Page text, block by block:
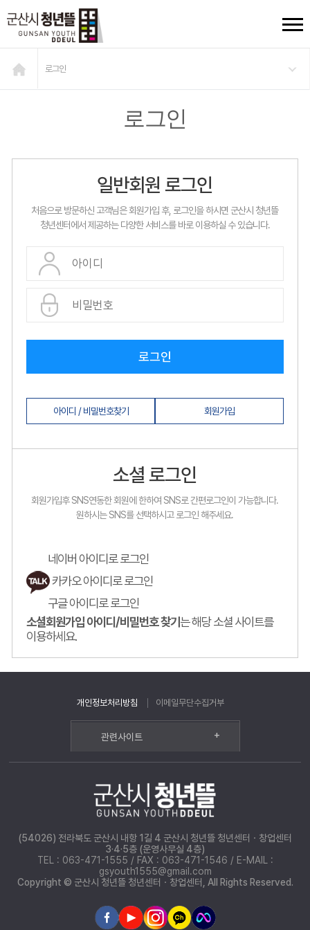
로그인
로그인
일반회원 로그인
처음으로 방문하신 고객님은 회원가입 후, 로그인을 하시면 군산시 청년뜰
청년센터에서 제공하는 다양한 서비스를 바로 이용하실 수 있습니다.
로그인
아이디 / 비밀번호찾기 회원가입
소셜 로그인
회원가입후 SNS연동한 회원에 한하여 SNS로 간편로그인이 가능합니다.
원하시는 SNS를 선택하시고 로그인 해주세요.
네이버 아이디로 로그인
카카오 아이디로 로그인
구글 아이디로 로그인
소셜회원가입 아이디/비밀번호 찾기 는 해당 소셜 사이트를
이용하세요.
개인정보처리방침 이메일무단수집거부
관련사이트 +
(54026) 전라북도 군산시 내항 1길 4 군산시 청년뜰 청년센터ㆍ창업센터
3·4·5층 (운영사무실 4층)
TEL : 063-471-1555 / FAX : 063-471-1546 / E-MAIL :
gsyouth1555@gmail.com
Copyright © 군산시 청년뜰 청년센터ㆍ창업센터, All Rights Reserved.